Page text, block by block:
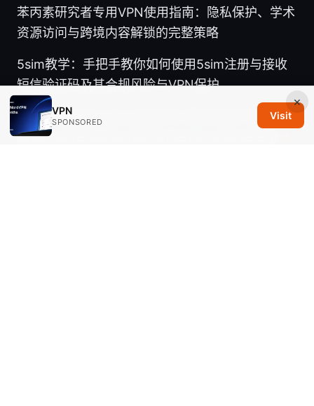
苯丙素研究者专用VPN使用指南：隐私保护、学术
资源访问与跨境内容解锁的完整策略
5sim教学：手把手教你如何使用5sim注册与接收
短信验证码及其合规风险与VPN保护
Edge browser vpn guide for Microsoft Edge:
setup, extensions, performance, and safety
×
VPN
SPONSORED
Visit